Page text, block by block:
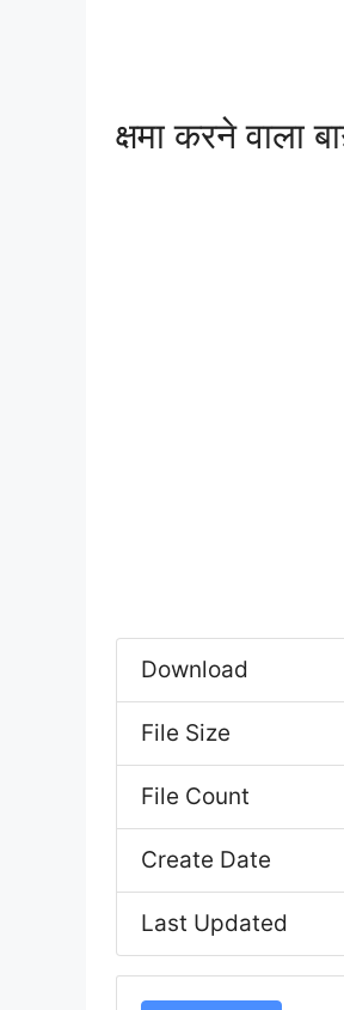
क्षमा करने
Download
File Size
File Count
Create Date
Last Updated